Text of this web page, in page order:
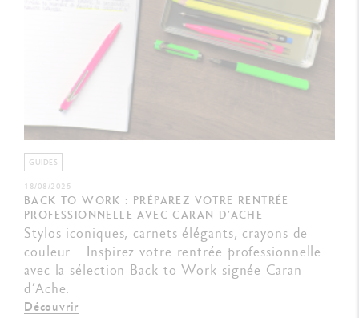
GUIDES
18/08/2025
BACK TO WORK : PRÉPAREZ VOTRE RENTRÉE
PROFESSIONNELLE AVEC CARAN D’ACHE
Stylos iconiques, carnets élégants, crayons de
couleur… Inspirez votre rentrée professionnelle
avec la sélection Back to Work signée Caran
d’Ache.
Découvrir